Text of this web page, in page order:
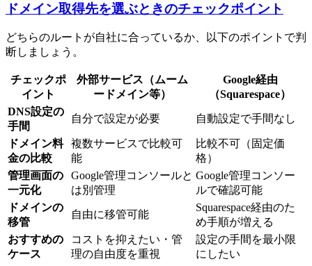
ドメイン取得先を選ぶときのチェックポイント
どちらのルートが自社に合っているか、以下のポイントで判
断しましょう。
チェックポ
イント
外部サービス（ムーム
ードメイン等）
Google経由
（Squarespace）
DNS設定の
手間
自分で設定が必要 自動設定で手間なし
ドメイン料
金の比較
複数サービスで比較可
能
比較不可（固定価
格）
管理画面の
一元化
Google管理コンソールと
は別管理
Google管理コンソー
ルで確認可能
ドメインの
移管
自由に移管可能
Squarespace経由のた
め手順が増える
おすすめの
ケース
コストを抑えたい・管
理の自由度を重視
設定の手間を最小限
にしたい